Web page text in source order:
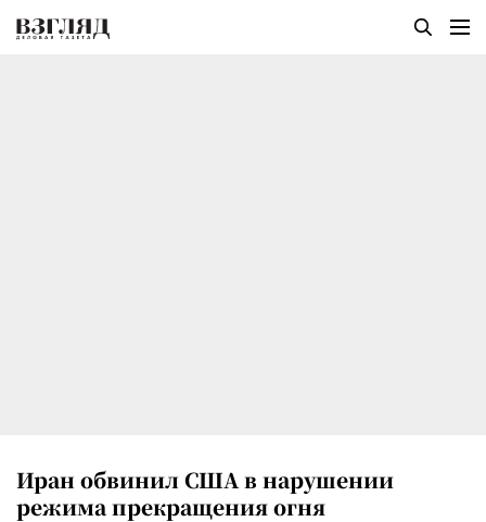
Иран обвинил США в нарушении
режима прекращения огня